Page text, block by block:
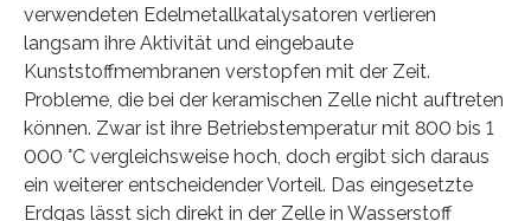
verwendeten Edelmetallkatalysatoren verlieren
langsam ihre Aktivität und eingebaute
Kunststoffmembranen verstopfen mit der Zeit.
Probleme, die bei der keramischen Zelle nicht auftreten
können. Zwar ist ihre Betriebstemperatur mit 800 bis 1
000 °C vergleichsweise hoch, doch ergibt sich daraus
ein weiterer entscheidender Vorteil. Das eingesetzte
Erdgas lässt sich direkt in der Zelle in Wasserstoff